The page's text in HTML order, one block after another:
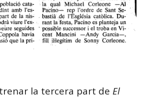
la tercera part deEl